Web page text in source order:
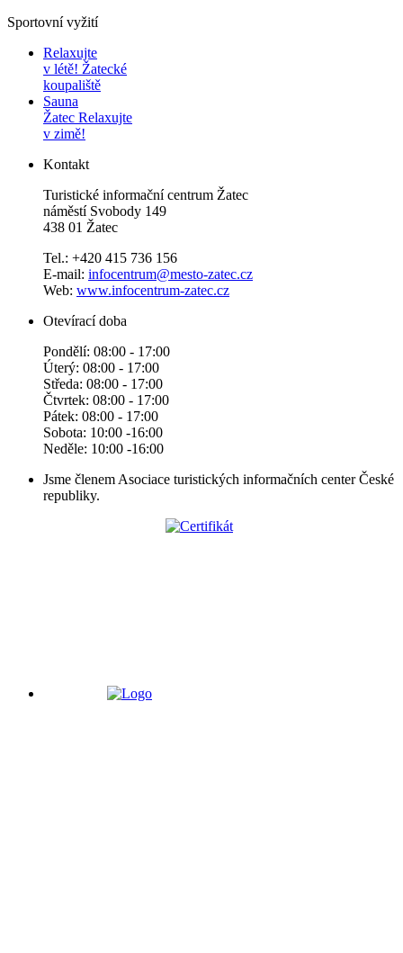
Sportovní vyžití
Relaxujte
v létě! Žatecké
koupaliště
Sauna
Žatec Relaxujte
v zimě!
Kontakt
Turistické informační centrum Žatec
náměstí Svobody 149
438 01 Žatec
Tel.: +420 415 736 156
E-mail: infocentrum@mesto-zatec.cz
Web: www.infocentrum-zatec.cz
Otevírací doba
Pondělí: 08:00 - 17:00
Úterý: 08:00 - 17:00
Středa: 08:00 - 17:00
Čtvrtek: 08:00 - 17:00
Pátek: 08:00 - 17:00
Sobota: 10:00 -16:00
Neděle: 10:00 -16:00
Jsme členem Asociace turistických informačních center České
republiky.